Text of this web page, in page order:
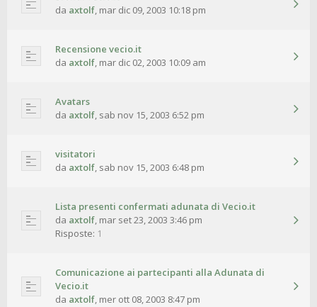
da axtolf, mar dic 09, 2003 10:18 pm
Recensione vecio.it
da axtolf, mar dic 02, 2003 10:09 am
Avatars
da axtolf, sab nov 15, 2003 6:52 pm
visitatori
da axtolf, sab nov 15, 2003 6:48 pm
Lista presenti confermati adunata di Vecio.it
da axtolf, mar set 23, 2003 3:46 pm
Risposte: 1
Comunicazione ai partecipanti alla Adunata di
Vecio.it
da axtolf, mer ott 08, 2003 8:47 pm